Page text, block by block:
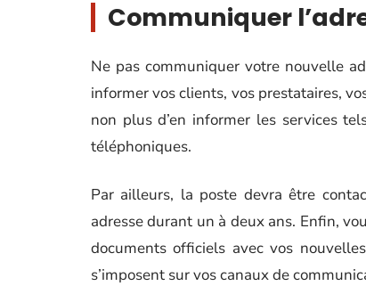
Communiquer
Ne pas communiquer votre nouvelle
informer vos clients, vos prestataires,
non plus d’en informer les services
téléphoniques.
Par ailleurs, la poste devra être
adresse durant un à deux ans. Enfin,
documents officiels avec vos
s’imposent sur vos canaux de